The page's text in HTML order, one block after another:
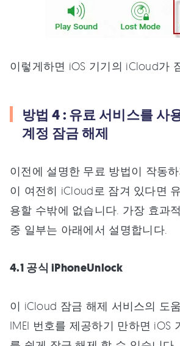
이렇게하면 iOS 기기의 iCloud가
방법 4 : 유료 서비스를 사
계정 잠금 해제
이전에 설명한 무료 방법이 작동
이 여전히 iCloud로 잠겨 있다면
용할 수밖에 없습니다. 가장 효과
중 일부는 아래에서 설명합니다.
4.1 공식 iPhoneUnlock
이 iCloud 잠금 해제 서비스의 도
IMEI 번호를 제공하기 만하면 iOS